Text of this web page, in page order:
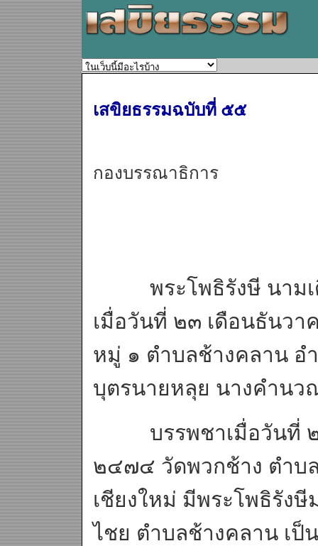
เสขิยธรรมฉบับที่ ๕๕
กองบรรณาธิการ
พระโพธิรังษี นามเดิ
เมื่อวันที่ ๒๓ เดือนธันว
หมู่ ๑ ตำบลช้างคลาน อำ
บุตรนายหลุย นางคำนว
บรรพชาเมื่อวันที่ ๒
๒๔๗๔ วัดพวกช้าง ตำบ
เชียงใหม่ มีพระโพธิรัง
ไชย ตำบลช้างคลาน เ